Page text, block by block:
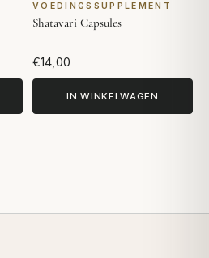
VOEDINGSSUPPLEMENT
Shatavari Capsules
€14,00
IN WINKELWAGEN